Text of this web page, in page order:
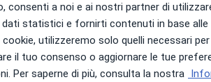
consenti a noi e ai nostri partner di
statistici e fornirti contenuti in base alle
utilizzeremo solo quelli necessari
il tuo consenso o aggiornare le tue
Per saperne di più, consulta la nostra